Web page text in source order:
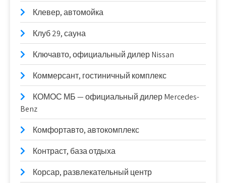
Клевер, автомойка
Клуб 29, сауна
Ключавто, официальный дилер Nissan
Коммерсант, гостиничный комплекс
КОМОС МБ — официальный дилер Mercedes-
Benz
Комфортавто, автокомплекс
Контраст, база отдыха
Корсар, развлекательный центр